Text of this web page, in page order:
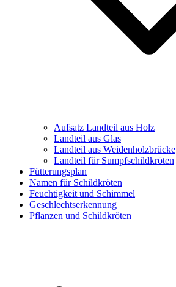
Aufsatz Landteil aus Holz
Landteil aus Glas
Landteil aus Weidenholzbrücke
Landteil für Sumpfschildkröten
Fütterungsplan
Namen für Schildkröten
Feuchtigkeit und Schimmel
Geschlechtserkennung
Pflanzen und Schildkröten